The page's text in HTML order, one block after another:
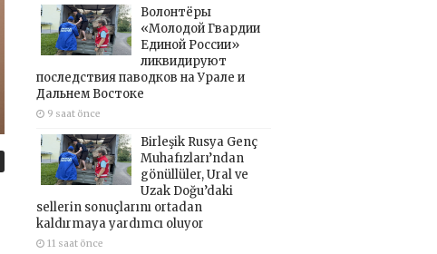
Волонтёры
«Молодой Гвардии
Единой России»
ликвидируют
последствия паводков на Урале и
Дальнем Востоке
9 saat önce
Birleşik Rusya Genç
Muhafızları’ndan
gönüllüler, Ural ve
Uzak Doğu’daki
sellerin sonuçlarını ortadan
kaldırmaya yardımcı oluyor
11 saat önce